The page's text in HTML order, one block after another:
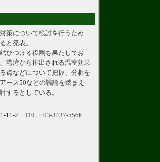
対策について検討を行うため
と発表。
びつける役割を果たしてお
港湾から排出される温室効果
点などについて把握、分析を
ース50などの議論を踏まえ
するとしている。
11-2 TEL：03-3437-5566